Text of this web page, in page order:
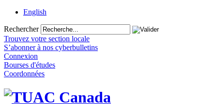
English
Rechercher
Trouvez votre section locale
S’abonner à nos cyberbulletins
Connexion
Bourses d'études
Coordonnées